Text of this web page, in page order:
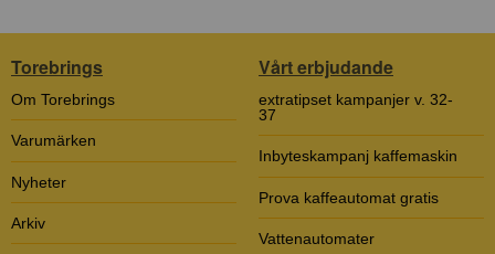
Torebrings
Om Torebrings
Varumärken
Nyheter
Arkiv
Vårt erbjudande
extratipset kampanjer v. 32-
37
Inbyteskampanj kaffemaskin
Prova kaffeautomat gratis
Vattenautomater